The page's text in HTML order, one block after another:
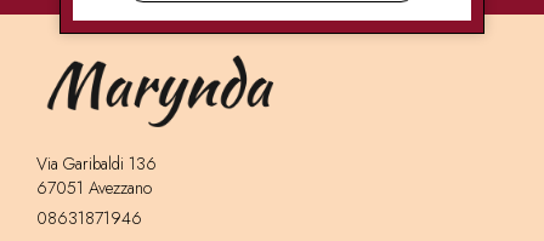
Via Garibaldi 136
67051 Avezzano
08631871946